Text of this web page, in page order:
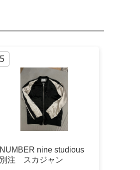
NUMBER nine studious
別注 スカジャン